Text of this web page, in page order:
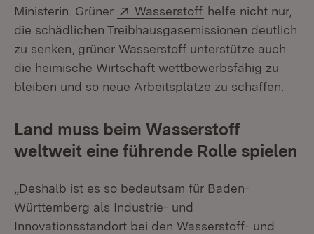
Ministerin. Grüner
Extern:
Wasserstoff (Öffnet in neuem
helfe nicht nur,
die schädlichen Treibhausgasemissionen deutlich
zu senken, grüner Wasserstoff unterstütze auch
die heimische Wirtschaft wettbewerbsfähig zu
bleiben und so neue Arbeitsplätze zu schaffen.
Land muss beim Wasserstoff
weltweit eine führende Rolle spielen
„Deshalb ist es so bedeutsam für Baden-
Württemberg als Industrie- und
Innovationsstandort bei den Wasserstoff- und